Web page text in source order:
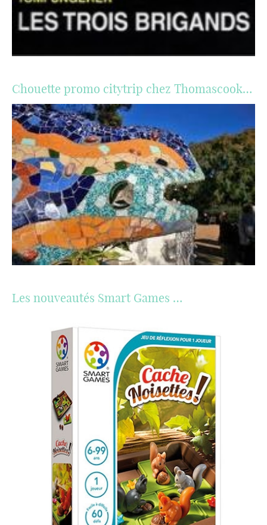
Chouette promo citytrip chez Thomascook…
Les nouveautés Smart Games …